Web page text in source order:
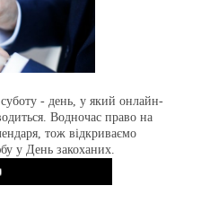
- день, у який онлайн-
Водночас право на
тож відкриваємо
у День закоханих.
Play